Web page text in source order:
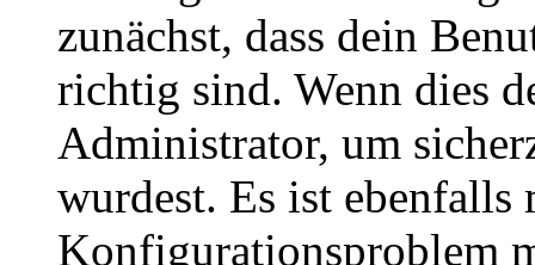
zunächst, dass dein
richtig sind. Wenn dies
Administrator, um
wurdest. Es ist ebenfalls
Konfigurationsproblem